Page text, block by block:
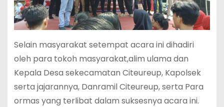
Selain masyarakat setempat acara ini dihadiri
oleh para tokoh masyarakat,alim ulama dan
Kepala Desa sekecamatan Citeureup, Kapolsek
serta jajarannya, Danramil Citeureup, serta Para
ormas yang terlibat dalam suksesnya acara ini.